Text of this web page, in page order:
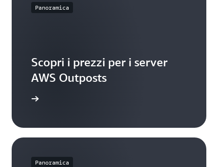
Panoramica
Scopri i prezzi per i server
AWS Outposts
Panoramica